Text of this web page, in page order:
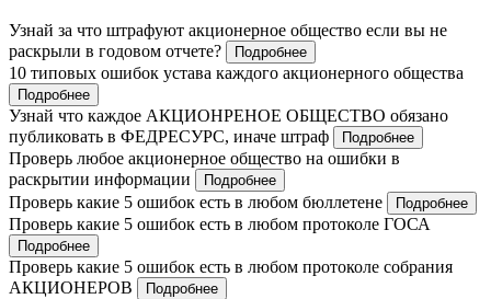
Узнай за что штрафуют акционерное общество если вы не
раскрыли в годовом отчете?
Подробнее
10 типовых ошибок устава каждого акционерного общества
Подробнее
Узнай что каждое АКЦИОНРЕНОЕ ОБЩЕСТВО обязано
публиковать в ФЕДРЕСУРС, иначе штраф
Подробнее
Проверь любое акционерное общество на ошибки в
раскрытии информации
Подробнее
Проверь какие 5 ошибок есть в любом бюллетене Подробнее
Проверь какие 5 ошибок есть в любом протоколе ГОСА
Подробнее
Проверь какие 5 ошибок есть в любом протоколе собрания
АКЦИОНЕРОВ
Подробнее